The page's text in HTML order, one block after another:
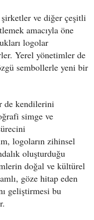
ve diğer çeşitli
amacıyla öne
logolar
Yerel yönetimler de
sembollerle yeni bir
de kendilerini
simge ve
logoların zihinsel
oluşturduğu
doğal ve kültürel
göze hitap eden
geliştirmesi bu